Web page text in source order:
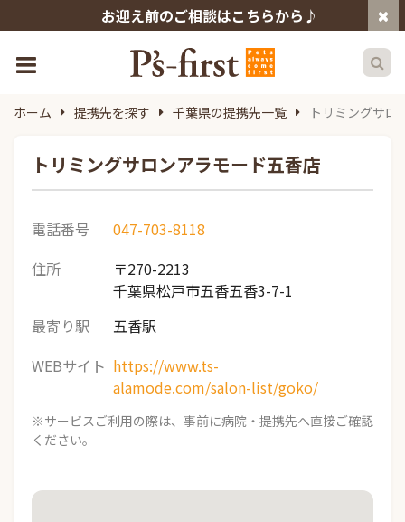
お迎え前のご相談はこちらから♪
ホーム 提携先を探す 千葉県の提携先一覧 トリミングサロ
トリミングサロンアラモード五香店
電話番号
047-703-8118
住所
〒270-2213
千葉県松戸市五香五香3-7-1
最寄り駅
五香駅
WEBサイト https://www.ts-
alamode.com/salon-list/goko/
※サービスご利用の際は、事前に病院・提携先へ直接ご確認
ください。